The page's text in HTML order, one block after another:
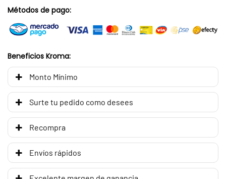
Métodos de pago:
Beneficios Kroma:
Monto Mínimo
Surte tu pedido como desees
Recompra
Envíos rápidos